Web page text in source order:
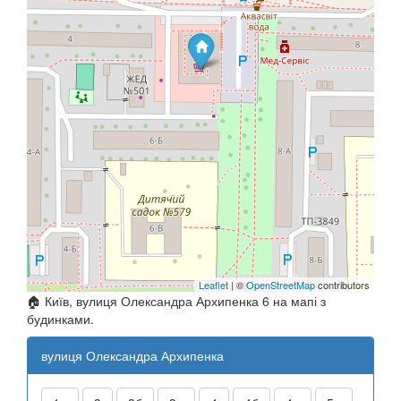
Leaflet | ©OpenStreetMapcontributors
🏠 Київ, вулиця Олександра Архипенка 6 на мапі з
будинками.
вулиця Олександра Архипенка